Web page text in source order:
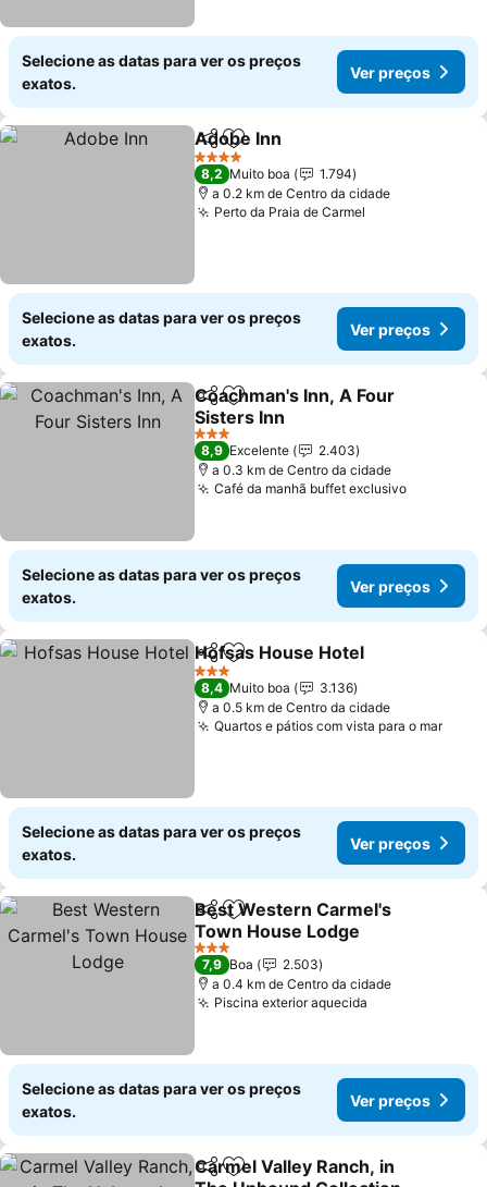
Selecione as datas para ver os preços
exatos.
Ver preços
PartilharAdicionar aos favoritos
Adobe Inn
4 Estrelas
8,2 Muito boa
1.794
a 0.2 km de Centro da cidade
Perto da Praia de Carmel
Selecione as datas para ver os preços
exatos.
Ver preços
PartilharAdicionar aos favoritos
Coachman's Inn, A Four
Sisters Inn
3 Estrelas
8,9 Excelente
2.403
a 0.3 km de Centro da cidade
Café da manhã buffet exclusivo
Selecione as datas para ver os preços
exatos.
Ver preços
PartilharAdicionar aos favoritos
Hofsas House Hotel
3 Estrelas
8,4 Muito boa
3.136
a 0.5 km de Centro da cidade
Quartos e pátios com vista para o mar
Selecione as datas para ver os preços
exatos.
Ver preços
PartilharAdicionar aos favoritos
Best Western Carmel's
Town House Lodge
3 Estrelas
7,9 Boa
2.503
a 0.4 km de Centro da cidade
Piscina exterior aquecida
Selecione as datas para ver os preços
exatos.
Ver preços
PartilharAdicionar aos favoritos
Carmel Valley Ranch, in